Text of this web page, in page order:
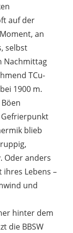
auf der
an
selbst
Nachmittag
TCu-
1900 m.
blieb
Oder anders
Lebens –
und
hinter dem
die BBSW